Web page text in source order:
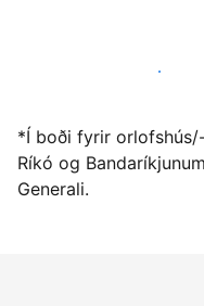
Vertu gestgjafi hjá
*Í boði fyrir
Ríkó og
Generali.